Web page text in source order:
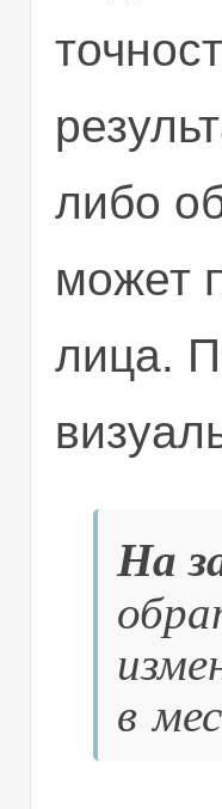
либо
может
лица.
На
в